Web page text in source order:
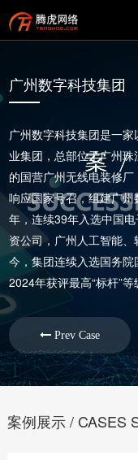
广州数字科技集团
广州数字科技集团是一
业集团，总部位于广州
的国营广州无线电装修
响应国家号召，组建广
年，连续39年入选中国
资公司，广州人工智能
今，集团连续入选国务院
2024年获评最高“标杆”等
Prev Case
案例展示 / CASES